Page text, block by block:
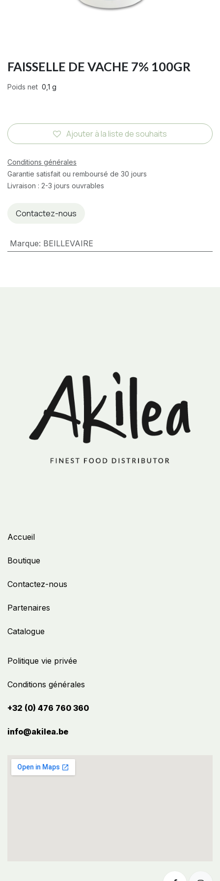
FAISSELLE DE VACHE 7% 100GR
Poids net 0,1 g
Ajouter à la liste de souhaits
Conditions générales
Garantie satisfait ou remboursé de 30 jours
Livraison : 2-3 jours ouvrables
Contactez-nous
Marque: BEILLEVAIRE
Politique vie privée
Conditions générales
+32 (0) 476 760 360
info@akilea.be​
Accueil
Boutique
Contactez-nous
Partenaires
Catalogue